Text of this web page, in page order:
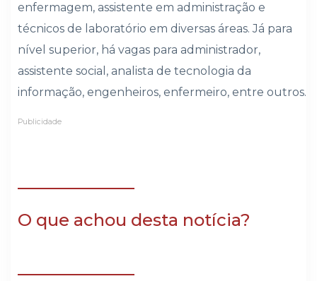
enfermagem, assistente em administração e
técnicos de laboratório em diversas áreas. Já para
nível superior, há vagas para administrador,
assistente social, analista de tecnologia da
informação, engenheiros, enfermeiro, entre outros.
Publicidade
O que achou desta notícia?